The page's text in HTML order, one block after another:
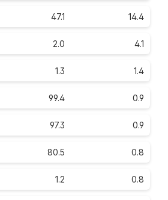
47.1 14.4
2.0 4.1
1.3 1.4
99.4 0.9
97.3 0.9
80.5 0.8
1.2 0.8